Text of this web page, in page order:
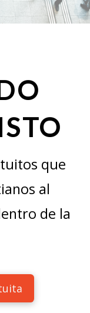
que
al
de la